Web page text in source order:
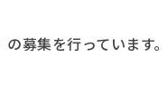
募集を行っています。